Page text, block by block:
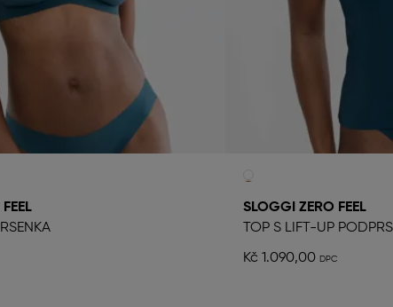
SLOGGI ZERO FEEL
TOP S LIFT-UP
Kč 1.090,00